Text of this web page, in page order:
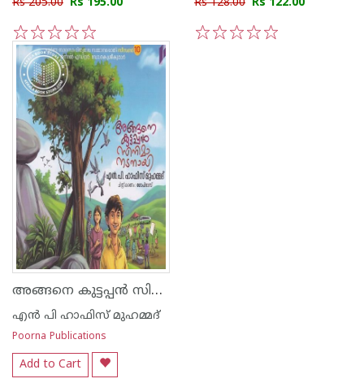
Rs 205.00 Rs 195.00
5
4
3
2
1
Rs 128.00 Rs 122.00
അങ്ങനെ കുട്ടപ്പൻ സിനിമാനടനായി
എന്‍ പി ഹാഫിസ് മുഹമ്മദ്
Poorna Publications
Add to Cart